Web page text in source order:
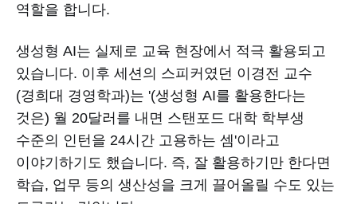
역할을 합니다.
생성형 AI는 실제로 교육 현장에서 적극 활용되고
있습니다. 이후 세션의 스피커였던 이경전 교수
(경희대 경영학과)는 '(생성형 AI를 활용한다는
것은) 월 20달러를 내면 스탠포드 대학 학부생
수준의 인턴을 24시간 고용하는 셈'이라고
이야기하기도 했습니다. 즉, 잘 활용하기만 한다면
학습, 업무 등의 생산성을 크게 끌어올릴 수도 있는